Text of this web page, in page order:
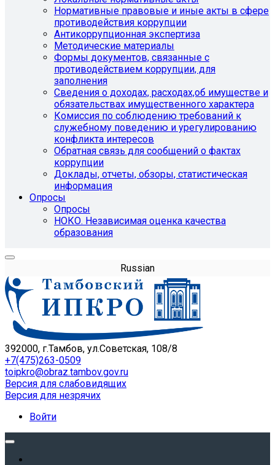
Нормативные правовые и иные акты в сфере
противодействия коррупции
Антикоррупционная экспертиза
Методические материалы
Формы документов, связанные с
противодействием коррупции, для
заполнения
Сведения о доходах, расходах,об имуществе и
обязательствах имущественного характера
Комиссия по соблюдению требований к
служебному поведению и урегулированию
конфликта интересов
Обратная связь для сообщений о фактах
коррупции
Доклады, отчеты, обзоры, статистическая
информация
Опросы
Опросы
НОКО. Независимая оценка качества
образования
Russian
392000, г.Тамбов, ул.Советская, 108/8
+7(475)263-0509
toipkro@obraz.tambov.gov.ru
Версия для слабовидящих
Версия для незрячих
Войти